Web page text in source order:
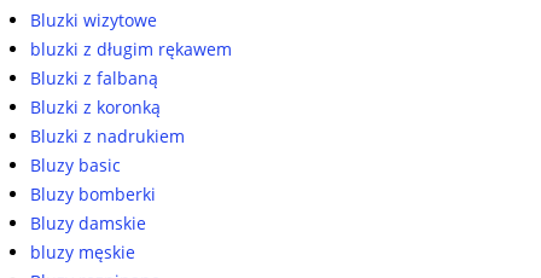
Bluzki wizytowe
bluzki z długim rękawem
Bluzki z falbaną
Bluzki z koronką
Bluzki z nadrukiem
Bluzy basic
Bluzy bomberki
Bluzy damskie
bluzy męskie